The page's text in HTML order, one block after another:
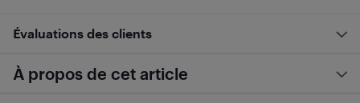
Évaluations des clients
À propos de cet article